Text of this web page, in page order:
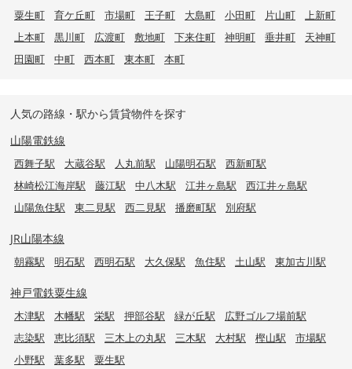
粟生町 育ケ丘町 市場町 王子町 大島町 小田町 片山町
上新町
上本町
黒川町 広渡町 敷地町 下来住町 神明町 垂井町
天神町
田園町
中町 西本町 東本町 本町
人気の路線・駅から賃貸物件を探す
山陽電鉄線
西舞子駅 大蔵谷駅 人丸前駅 山陽明石駅
西新町駅
林崎松江海岸駅
藤江駅 中八木駅 江井ヶ島駅
西江井ヶ島駅
山陽魚住駅
東二見駅 西二見駅 播磨町駅 別府駅
JR山陽本線
朝霧駅 明石駅 西明石駅 大久保駅 魚住駅 土山駅 東加古川駅
神戸電鉄粟生線
木津駅 木幡駅 栄駅 押部谷駅 緑が丘駅
広野ゴルフ場前駅
志染駅
恵比須駅 三木上の丸駅 三木駅 大村駅 樫山駅
市場駅
小野駅
葉多駅 粟生駅